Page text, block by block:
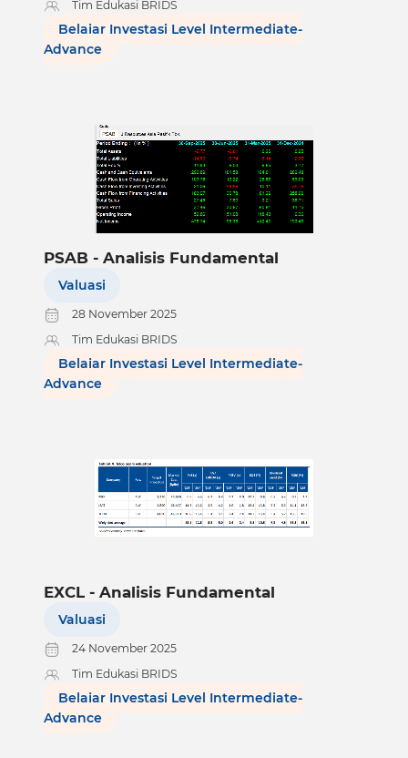
Tim Edukasi BRIDS
Belajar Investasi Level Intermediate-
Advance
PSAB - Analisis Fundamental
Valuasi
28 November 2025
Tim Edukasi BRIDS
Belajar Investasi Level Intermediate-
Advance
EXCL - Analisis Fundamental
Valuasi
24 November 2025
Tim Edukasi BRIDS
Belajar Investasi Level Intermediate-
Advance